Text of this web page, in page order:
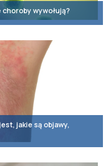
wywołują?
jakie są objawy,